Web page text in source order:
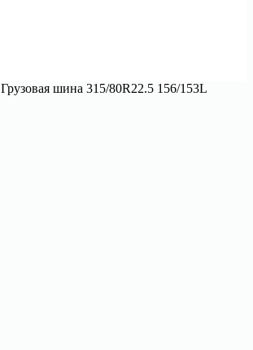
Грузовая шина 315/80R22.5 156/153L